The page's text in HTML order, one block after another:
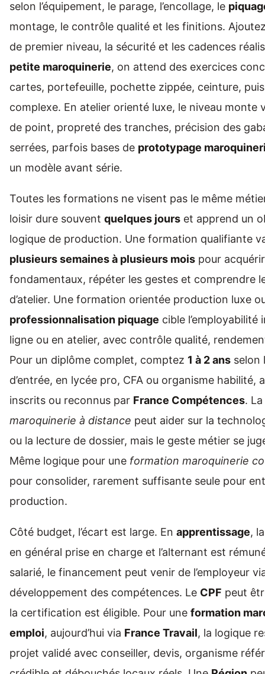
selon l’équipement, le parage, l’encollage, le
montage, le contrôle qualité et les finitions.
de premier niveau, la sécurité et les cadences
petite maroquinerie, on attend des exercices
cartes, portefeuille, pochette zippée, ceinture,
complexe. En atelier orienté luxe, le niveau monte
de point, propreté des tranches, précision des
serrées, parfois bases de prototypage
un modèle avant série.
Toutes les formations ne visent pas le même
loisir dure souvent quelques jours et apprend un
logique de production. Une formation qualifiante
plusieurs semaines à plusieurs mois pour
fondamentaux, répéter les gestes et comprendre
d’atelier. Une formation orientée production luxe
professionnalisation piquage cible l’employabilité
ligne ou en atelier, avec contrôle qualité,
Pour un diplôme complet, comptez 1 à 2 ans selon
d’entrée, en lycée pro, CFA ou organisme habilité,
inscrits ou reconnus par France Compétences. La
maroquinerie à distance peut aider sur la
ou la lecture de dossier, mais le geste métier se
Même logique pour une formation maroquinerie
pour consolider, rarement suffisante seule pour
production.
Côté budget, l’écart est large. En apprentissage,
en général prise en charge et l’alternant est
salarié, le financement peut venir de l’employeur
développement des compétences. Le CPF peut
la certification est éligible. Pour une formation
emploi, aujourd’hui via France Travail, la logique
projet validé avec conseiller, devis, organisme